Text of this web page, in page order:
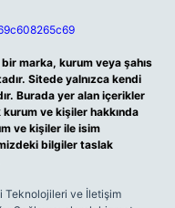
marka, kurum veya şahıs
Sitede yalnızca kendi
Burada yer alan içerikler
ve kişiler hakkında
ve kişiler ile isim
bilgiler taslak
Teknolojileri ve İletişim